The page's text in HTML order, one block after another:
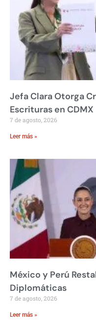
Jefa Clara Otorga
Escrituras en CDMX
7 de agosto, 2026
Leer más »
México y Perú
Diplomáticas
7 de agosto, 2026
Leer más »